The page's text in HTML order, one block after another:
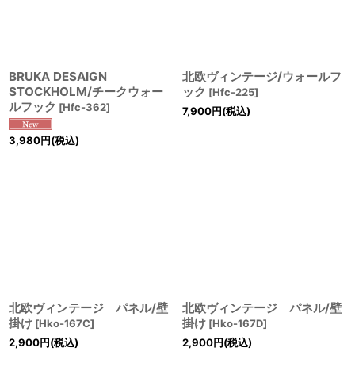
BRUKA DESAIGN
STOCKHOLM/チークウォー
ルフック [Hfc-362]
3,980円(税込)
北欧ヴィンテージ/ウォールフ
ック [Hfc-225]
7,900円(税込)
北欧ヴィンテージ パネル/壁
掛け [Hko-167C]
2,900円(税込)
北欧ヴィンテージ パネル/壁
掛け [Hko-167D]
2,900円(税込)